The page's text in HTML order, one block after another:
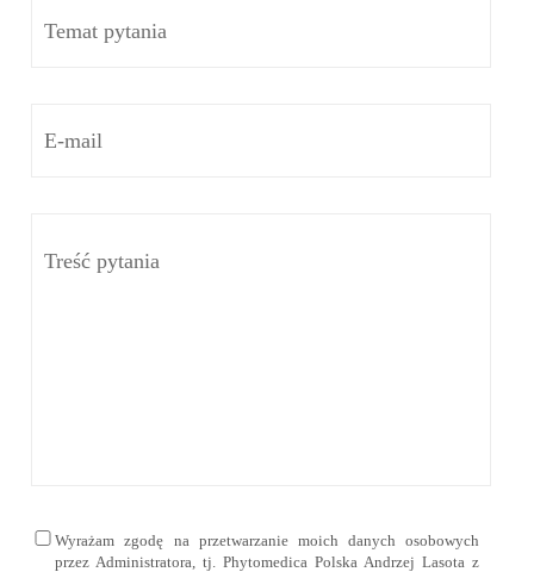
Wyrażam zgodę na przetwarzanie moich danych osobowych
przez Administratora, tj. Phytomedica Polska Andrzej Lasota z